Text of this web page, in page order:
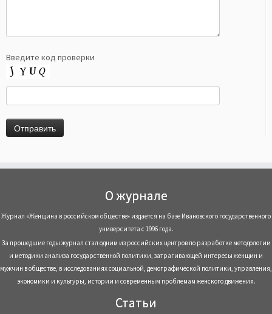
Введите код проверки
О журнале
Журнал «Женщина в российском обществе» издается на базе Ивановского государственного
университета с 1996 года.
За прошедшие годы журнал стал одним из российских центров по разработке методологии
и методики анализа государственной политики, затрагивающей интересы женщин и
мужчин в обществе, в исследованиях социальной, демографической политики, управления,
экономики и культуры, истории и современным проблемам женского движения.
Статьи